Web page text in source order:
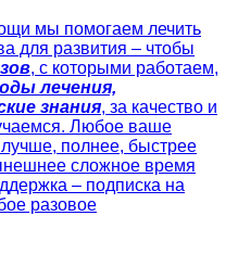
мы помогаем лечить
для развития – чтобы
, с которыми работаем,
лечения,
знания, за качество и
Любое ваше
полнее, быстрее
сложное время
– подписка на
разовое